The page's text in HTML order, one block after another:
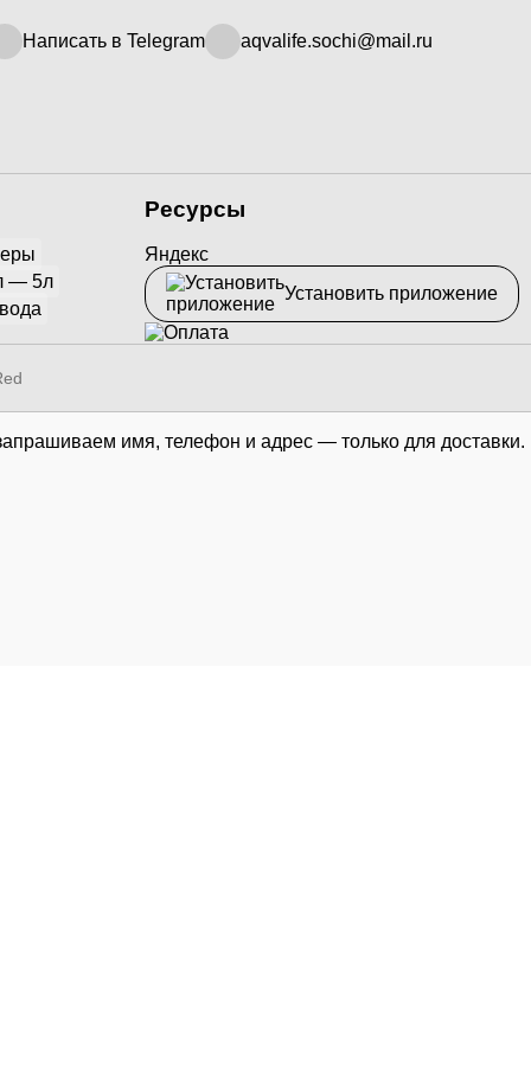
Написать в Telegram aqvalife.sochi@mail.ru
— 5л
Ресурсы
Яндекс
Установить приложение
имя, телефон и адрес — только для доставки.